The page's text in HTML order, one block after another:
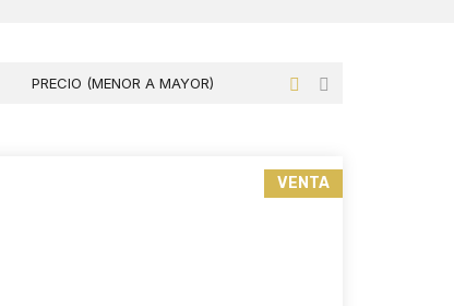
PRECIO (MENOR A MAYOR)
VENTA